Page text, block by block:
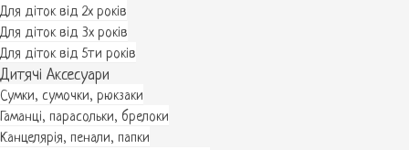
Для діток від 2х років
Для діток від 3х років
Для діток від 5ти років
Дитячі Аксесуари
Сумки, сумочки, рюкзаки
Гаманці, парасольки, брелоки
Канцелярія, пенали, папки